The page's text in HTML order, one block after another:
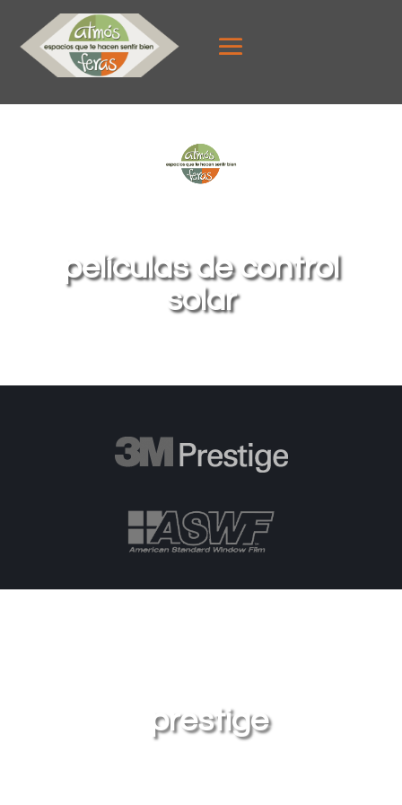
películas de control
solar
prestige